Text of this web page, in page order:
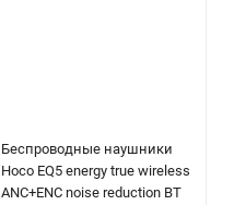
Беспроводные наушники
Hoco EQ5 energy true wireless
ANC+ENC noise reduction BT